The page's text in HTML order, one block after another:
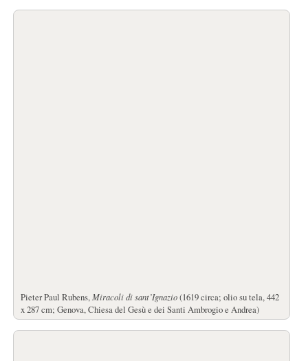
Pieter Paul Rubens,Miracoli di sant’Ignazio(1619 circa; olio su tela, 442
x 287 cm; Genova, Chiesa del Gesù e dei Santi Ambrogio e Andrea)